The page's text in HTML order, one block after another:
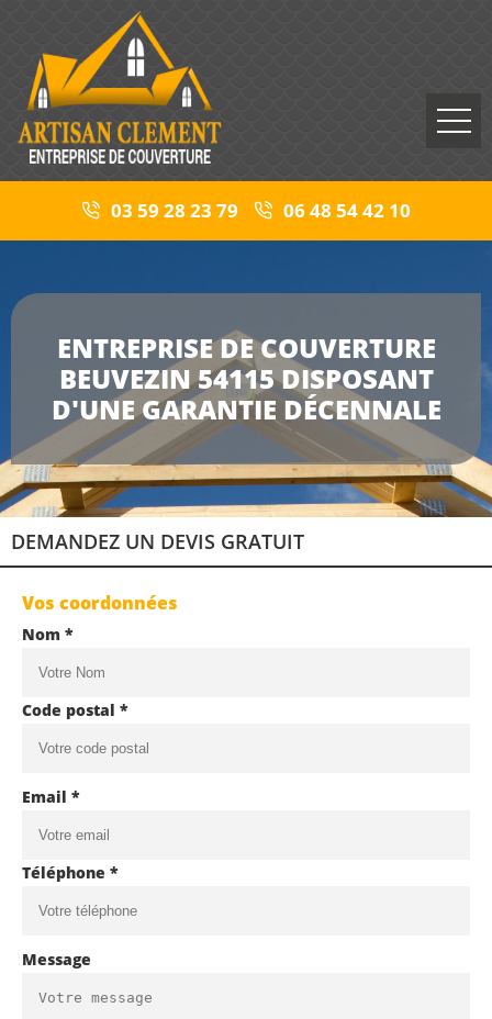
03 59 28 23 79 06 48 54 42 10
ENTREPRISE DE COUVERTURE
BEUVEZIN 54115 DISPOSANT
D'UNE GARANTIE DÉCENNALE
DEMANDEZ UN DEVIS GRATUIT
Vos coordonnées
Nom *
Code postal *
Email *
Téléphone *
Message